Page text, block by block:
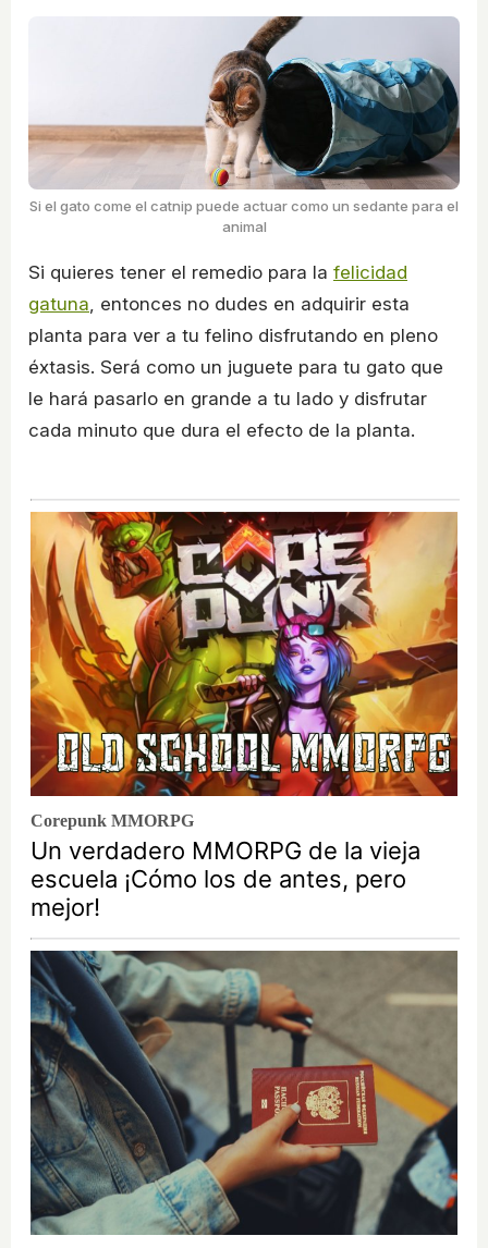
Si el gato come el catnip puede actuar como un sedante para el
animal
Si quieres tener el remedio para la felicidad
gatuna , entonces no dudes en adquirir esta
planta para ver a tu felino disfrutando en pleno
éxtasis. Será como un juguete para tu gato que
le hará pasarlo en grande a tu lado y disfrutar
cada minuto que dura el efecto de la planta.
Corepunk MMORPG
Un verdadero MMORPG de la vieja
escuela ¡Cómo los de antes, pero
mejor!